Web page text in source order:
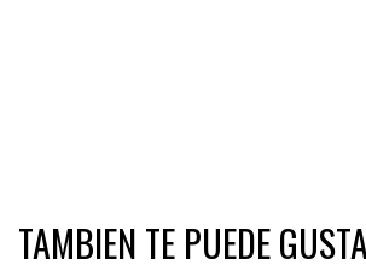
TAMBIEN TE PUEDE